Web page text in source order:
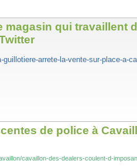
qui travaillent
arrete-la-vente-sur-place-a-
de police à
cavaillon-des-dealers-coulent-d-